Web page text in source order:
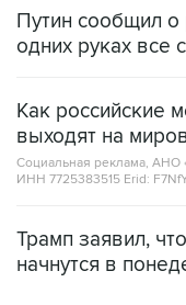
Путин сообщил о
одних руках
Как российские
выходят на
Социальная реклама, АНО
ИНН 7725383515 Erid:
Трамп заявил,
начнутся в